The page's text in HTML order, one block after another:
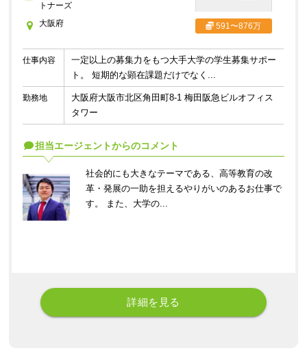
トナーズ
大阪府
591〜876万
仕事内容
一定以上の募集力をもつ大手大学の学生募集サポー
ト。 短期的な顕在課題だけでなく...
勤務地
大阪府大阪市北区角田町8-1 梅田阪急ビルオフィス
タワー
担当エージェントからのコメント
社会的にも大きなテーマである、高等教育の改
革・発展の一助を担えるやりがいのあるお仕事で
す。 また、大学の...
詳細を見る